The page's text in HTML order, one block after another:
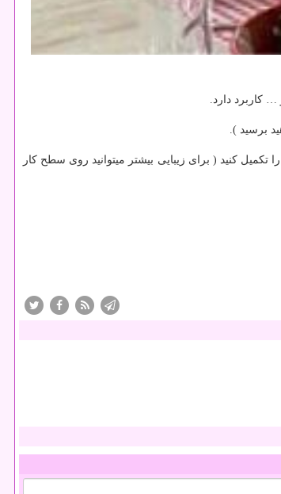
كاربرد دارد.
برسید ).
كنید ( برای زیبایی بیشتر میتوانید روی سطح كار